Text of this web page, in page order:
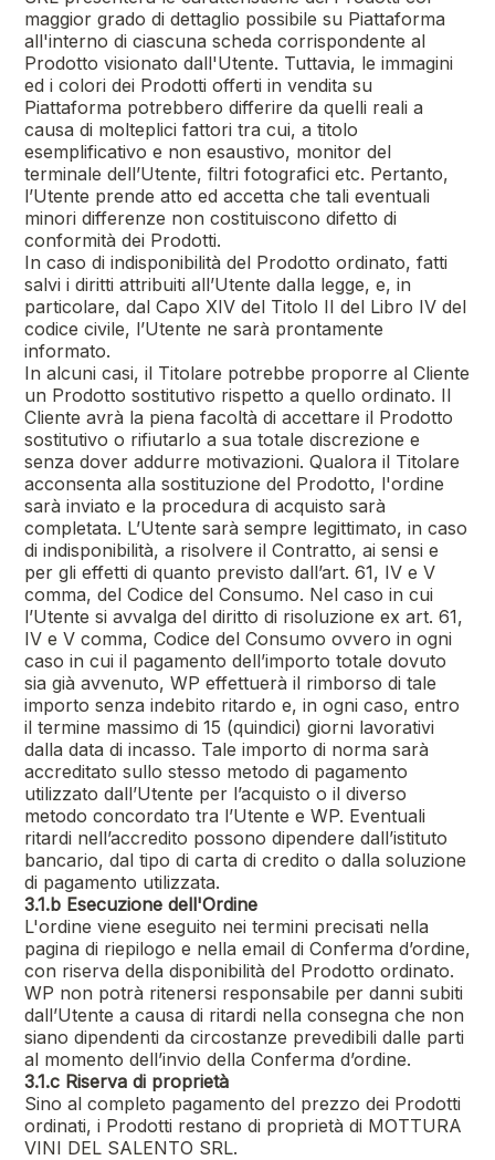
maggior grado di dettaglio possibile su Piattaforma
all'interno di ciascuna scheda corrispondente al
Prodotto visionato dall'Utente. Tuttavia, le immagini
ed i colori dei Prodotti offerti in vendita su
Piattaforma potrebbero differire da quelli reali a
causa di molteplici fattori tra cui, a titolo
esemplificativo e non esaustivo, monitor del
terminale dell’Utente, filtri fotografici etc. Pertanto,
l’Utente prende atto ed accetta che tali eventuali
minori differenze non costituiscono difetto di
conformità dei Prodotti.
In caso di indisponibilità del Prodotto ordinato, fatti
salvi i diritti attribuiti all’Utente dalla legge, e, in
particolare, dal Capo XIV del Titolo II del Libro IV del
codice civile, l’Utente ne sarà prontamente
informato.
In alcuni casi, il Titolare potrebbe proporre al Cliente
un Prodotto sostitutivo rispetto a quello ordinato. Il
Cliente avrà la piena facoltà di accettare il Prodotto
sostitutivo o rifiutarlo a sua totale discrezione e
senza dover addurre motivazioni. Qualora il Titolare
acconsenta alla sostituzione del Prodotto, l'ordine
sarà inviato e la procedura di acquisto sarà
completata. L’Utente sarà sempre legittimato, in caso
di indisponibilità, a risolvere il Contratto, ai sensi e
per gli effetti di quanto previsto dall’art. 61, IV e V
comma, del Codice del Consumo. Nel caso in cui
l’Utente si avvalga del diritto di risoluzione ex art. 61,
IV e V comma, Codice del Consumo ovvero in ogni
caso in cui il pagamento dell’importo totale dovuto
sia già avvenuto, WP effettuerà il rimborso di tale
importo senza indebito ritardo e, in ogni caso, entro
il termine massimo di 15 (quindici) giorni lavorativi
dalla data di incasso. Tale importo di norma sarà
accreditato sullo stesso metodo di pagamento
utilizzato dall’Utente per l’acquisto o il diverso
metodo concordato tra l’Utente e WP. Eventuali
ritardi nell’accredito possono dipendere dall’istituto
bancario, dal tipo di carta di credito o dalla soluzione
di pagamento utilizzata.
3.1.b Esecuzione dell'Ordine
L'ordine viene eseguito nei termini precisati nella
pagina di riepilogo e nella email di Conferma d’ordine,
con riserva della disponibilità del Prodotto ordinato.
WP non potrà ritenersi responsabile per danni subiti
dall’Utente a causa di ritardi nella consegna che non
siano dipendenti da circostanze prevedibili dalle parti
al momento dell’invio della Conferma d’ordine.
3.1.c Riserva di proprietà
Sino al completo pagamento del prezzo dei Prodotti
ordinati, i Prodotti restano di proprietà di MOTTURA
VINI DEL SALENTO SRL.